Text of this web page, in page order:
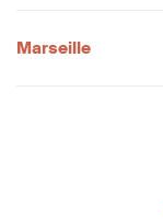
Marseille